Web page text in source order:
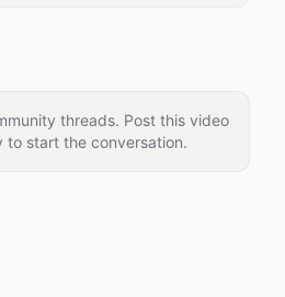
threads. Post this video
to start the conversation.